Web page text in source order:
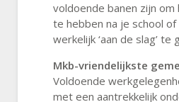
voldoende banen zijn
te hebben na je school
werkelijk ‘aan de slag’ te
Mkb-vriendelijkste
Voldoende
met een aantrekkelijk